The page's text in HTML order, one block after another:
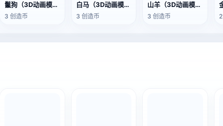
鬣狗（3D动画模型）
3 创造币
白马（3D动画模型）
3 创造币
山羊（3D动画模型）
3 创造币